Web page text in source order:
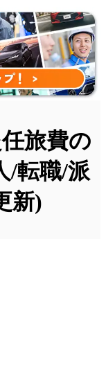
旅費の
/転職/派
新)